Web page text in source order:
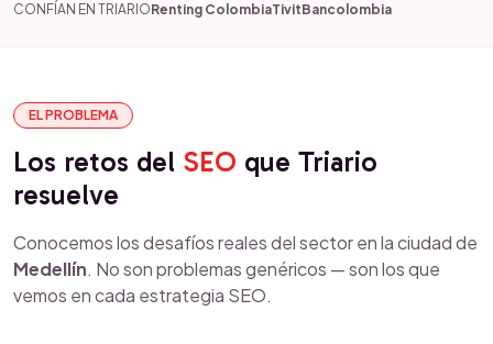
CONFÍAN EN TRIARIORenting ColombiaTivitBancolombia
EL PROBLEMA
Los retos del SEO que Triario
resuelve
Conocemos los desafíos reales del sector en la ciudad de
Medellín. No son problemas genéricos — son los que
vemos en cada estrategia SEO.